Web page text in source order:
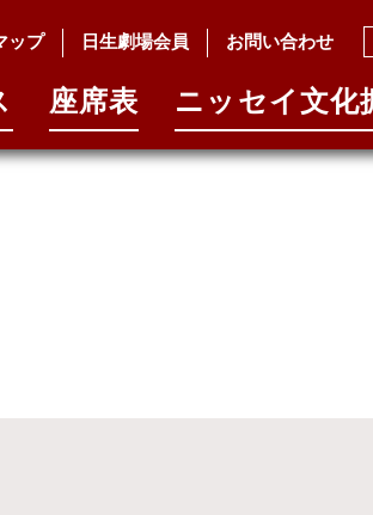
ップ 日生劇場会員 お問い合わせ
座席表 ニッセイ⽂化